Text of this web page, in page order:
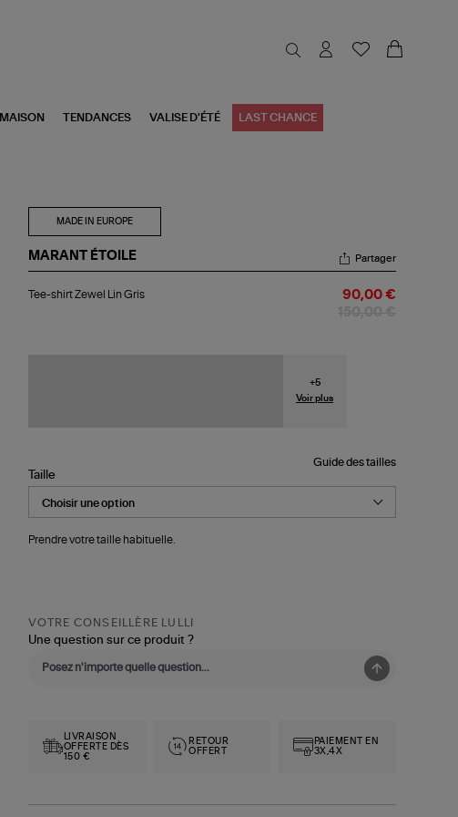
MAISON TENDANCES VALISE D'ÉTÉ LAST CHANCE
MADE IN EUROPE
MARANT ÉTOILE
shirt
Partager
Tee-shirt Zewel Lin Gris 90,00 €
+5
Voir plus
Guide des tailles
Taille
Prendre votre taille habituelle.
VOTRE CONSEILLÈRE LULLI
Une question sur ce produit ?
LIVRAISON
OFFERTE DÈS
150 €
RETOUR
OFFERT
PAIEMENT EN
3X,4X